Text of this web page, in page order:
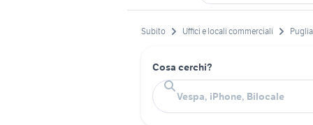
Subito Uffici e locali commerciali Puglia
Cosa cerchi?